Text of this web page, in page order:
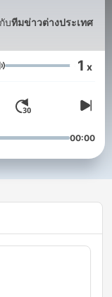
บทีมข่าวต่างประเทศ
Glasnost 1 x
00:00